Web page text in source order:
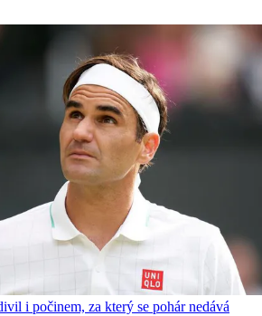
i počinem, za který se pohár nedává